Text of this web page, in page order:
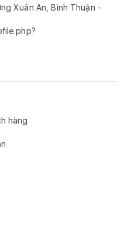
Xuân An, Bình Thuận -
hàng